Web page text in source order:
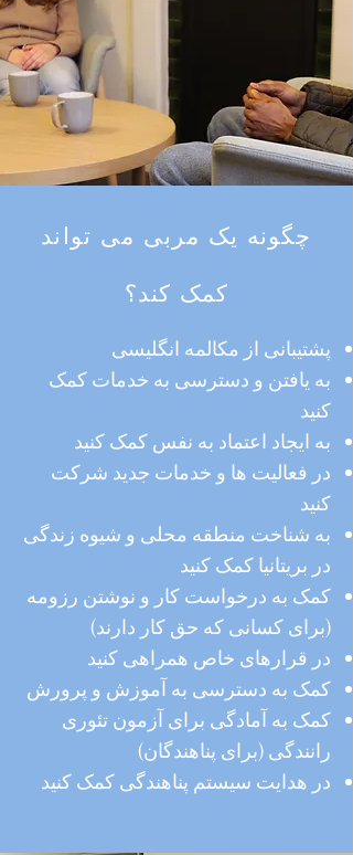
چگونه یک مربی می تواند
کمک کند؟
پشتیبانی از مکالمه انگلیسی
به یافتن و دسترسی به خدمات کمک
کنید
به ایجاد اعتماد به نفس کمک کنید
در فعالیت ها و خدمات جدید شرکت
کنید
به شناخت منطقه محلی و شیوه زندگی
در بریتانیا کمک کنید
کمک به درخواست کار و نوشتن رزومه
(برای کسانی که حق کار دارند)
در قرارهای خاص همراهی کنید
کمک به دسترسی به آموزش و پرورش
کمک به آمادگی برای آزمون تئوری
رانندگی (برای پناهندگان)
در هدایت سیستم پناهندگی کمک کنید